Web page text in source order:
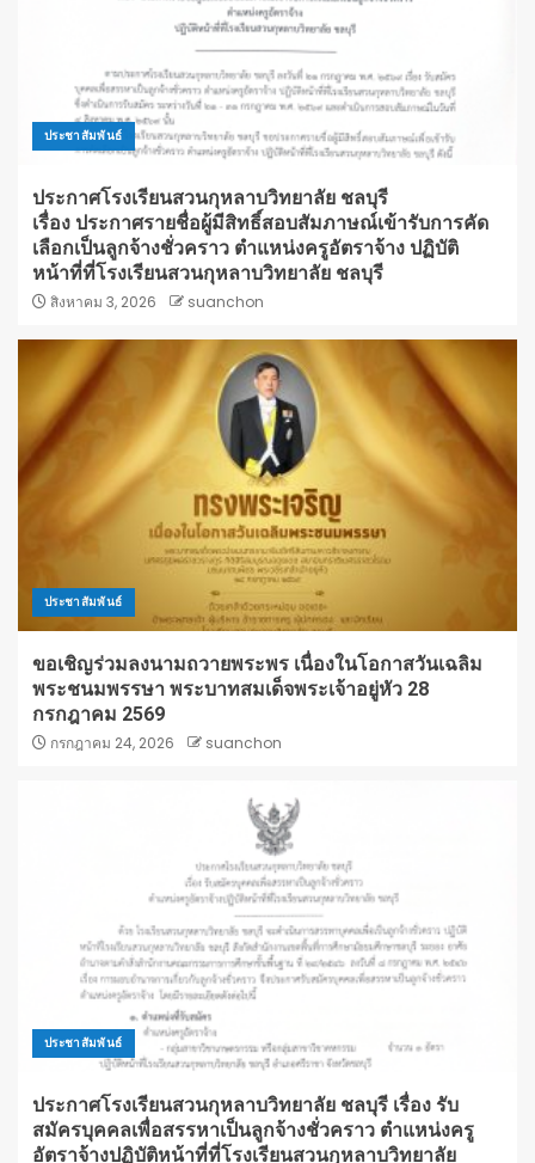
ประชาสัมพันธ์
ประกาศโรงเรียนสวนกุหลาบวิทยาลัย ชลบุรี
เรื่อง ประกาศรายชื่อผู้มีสิทธิ์สอบสัมภาษณ์เข้ารับการคัด
เลือกเป็นลูกจ้างชั่วคราว ตำแหน่งครูอัตราจ้าง ปฏิบัติ
หน้าที่ที่โรงเรียนสวนกุหลาบวิทยาลัย ชลบุรี
สิงหาคม 3, 2026 suanchon
ประชาสัมพันธ์
ขอเชิญร่วมลงนามถวายพระพร เนื่องในโอกาสวันเฉลิม
พระชนมพรรษา พระบาทสมเด็จพระเจ้าอยู่หัว 28
กรกฎาคม 2569
กรกฎาคม 24, 2026 suanchon
ประชาสัมพันธ์
ประกาศโรงเรียนสวนกุหลาบวิทยาลัย ชลบุรี เรื่อง รับ
สมัครบุคคลเพื่อสรรหาเป็นลูกจ้างชั่วคราว ตำแหน่งครู
อัตราจ้างปฏิบัติหน้าที่ที่โรงเรียนสวนกุหลาบวิทยาลัย